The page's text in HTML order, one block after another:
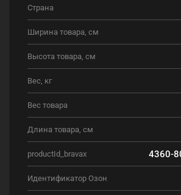
Страна
Ширина товара, см
Высота товара, см
Вес, кг
Вес товара
Длина товара, см
productId_bravax 4360-
Идентификатор Озон